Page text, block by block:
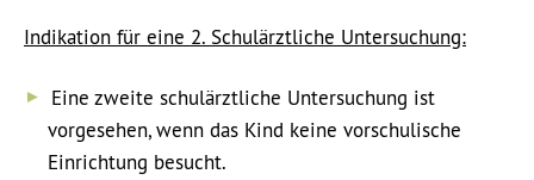
Indikation für eine 2. Schulärztliche Untersuchung:
Eine zweite schulärztliche Untersuchung ist
vorgesehen, wenn das Kind keine vorschulische
Einrichtung besucht.